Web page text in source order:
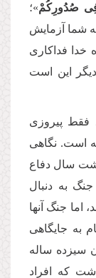
فِی صُدُورِكُمْ»؛
شما آزمایش
فداکاری
این است
فقط پیروزی
است. نگاهی
سال دفاع
به دنبال
اما جنگ آنها
به جایگاهی
سیزده ساله
که افراد